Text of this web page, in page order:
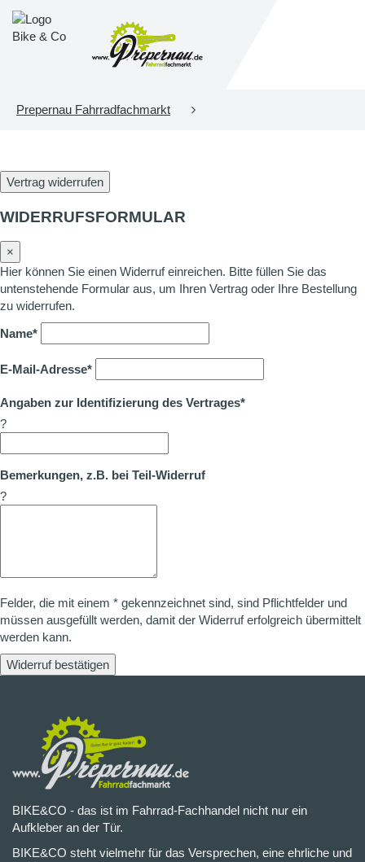
Prepernau Fahrradfachmarkt
Vertrag widerrufen
WIDERRUFSFORMULAR
×
Hier können Sie einen Widerruf einreichen. Bitte füllen Sie das
untenstehende Formular aus, um Ihren Vertrag oder Ihre Bestellung
zu widerrufen.
Name*
E-Mail-Adresse*
Angaben zur Identifizierung des Vertrages*
?
Bemerkungen, z.B. bei Teil-Widerruf
?
Felder, die mit einem * gekennzeichnet sind, sind Pflichtfelder und
müssen ausgefüllt werden, damit der Widerruf erfolgreich übermittelt
werden kann.
Widerruf bestätigen
BIKE&CO - das ist im Fahrrad-Fachhandel nicht nur ein
Aufkleber an der Tür.
BIKE&CO steht vielmehr für das Versprechen, eine ehrliche und